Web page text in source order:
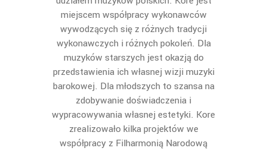
miejscem współpracy wykonawców
wywodzących się z różnych tradycji
wykonawczych i różnych pokoleń. Dla
muzyków starszych jest okazją do
przedstawienia ich własnej wizji muzyki
barokowej. Dla młodszych to szansa na
zdobywanie doświadczenia i
wypracowywania własnej estetyki. Kore
zrealizowało kilka projektów we
współpracy z Filharmonią Narodową